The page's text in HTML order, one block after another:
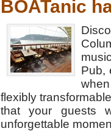
BOATanic
Pub,
flexibly
that your guests
unforgettable